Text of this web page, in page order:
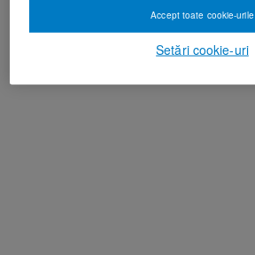
Setări cookie-uri
Accept toate cookie-urile